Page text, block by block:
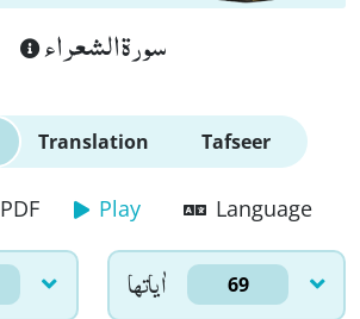
سورة الشعراء
Translation Tafseer
PDF Play Language
اٰياتها 69